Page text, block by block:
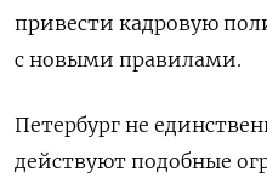
привести кадровую
с новыми правилами.
Петербург не
действуют подобные